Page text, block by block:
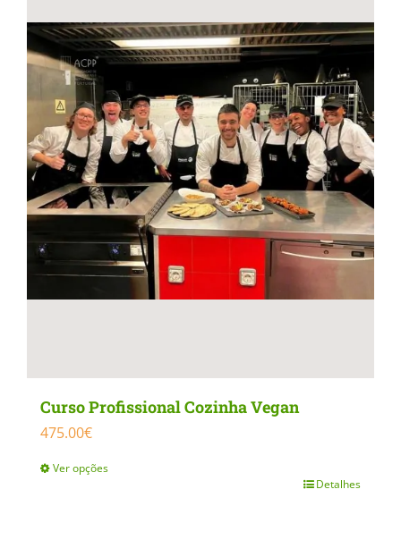
Curso Profissional Cozinha Vegan
475.00€
Ver opções
Detalhes